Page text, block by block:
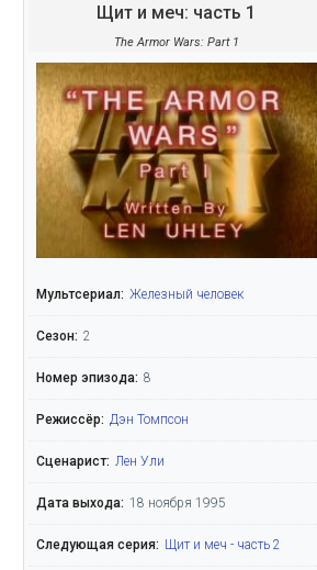
Щит и меч: часть 1
The Armor Wars: Part 1
Мультсериал: Железный человек
Сезон: 2
Номер эпизода: 8
Режиссёр: Дэн Томпсон
Сценарист: Лен Ули
Дата выхода: 18 ноября 1995
Следующая серия: Щит и меч - часть 2